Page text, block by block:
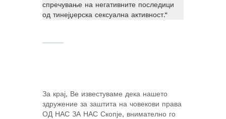
спречување на негативните последици
од тинејџерска сексуална активност.“
За крај, Ве известуваме дека нашето
здружение за заштита на човекови права
ОД НАС ЗА НАС Скопје, внимателно го